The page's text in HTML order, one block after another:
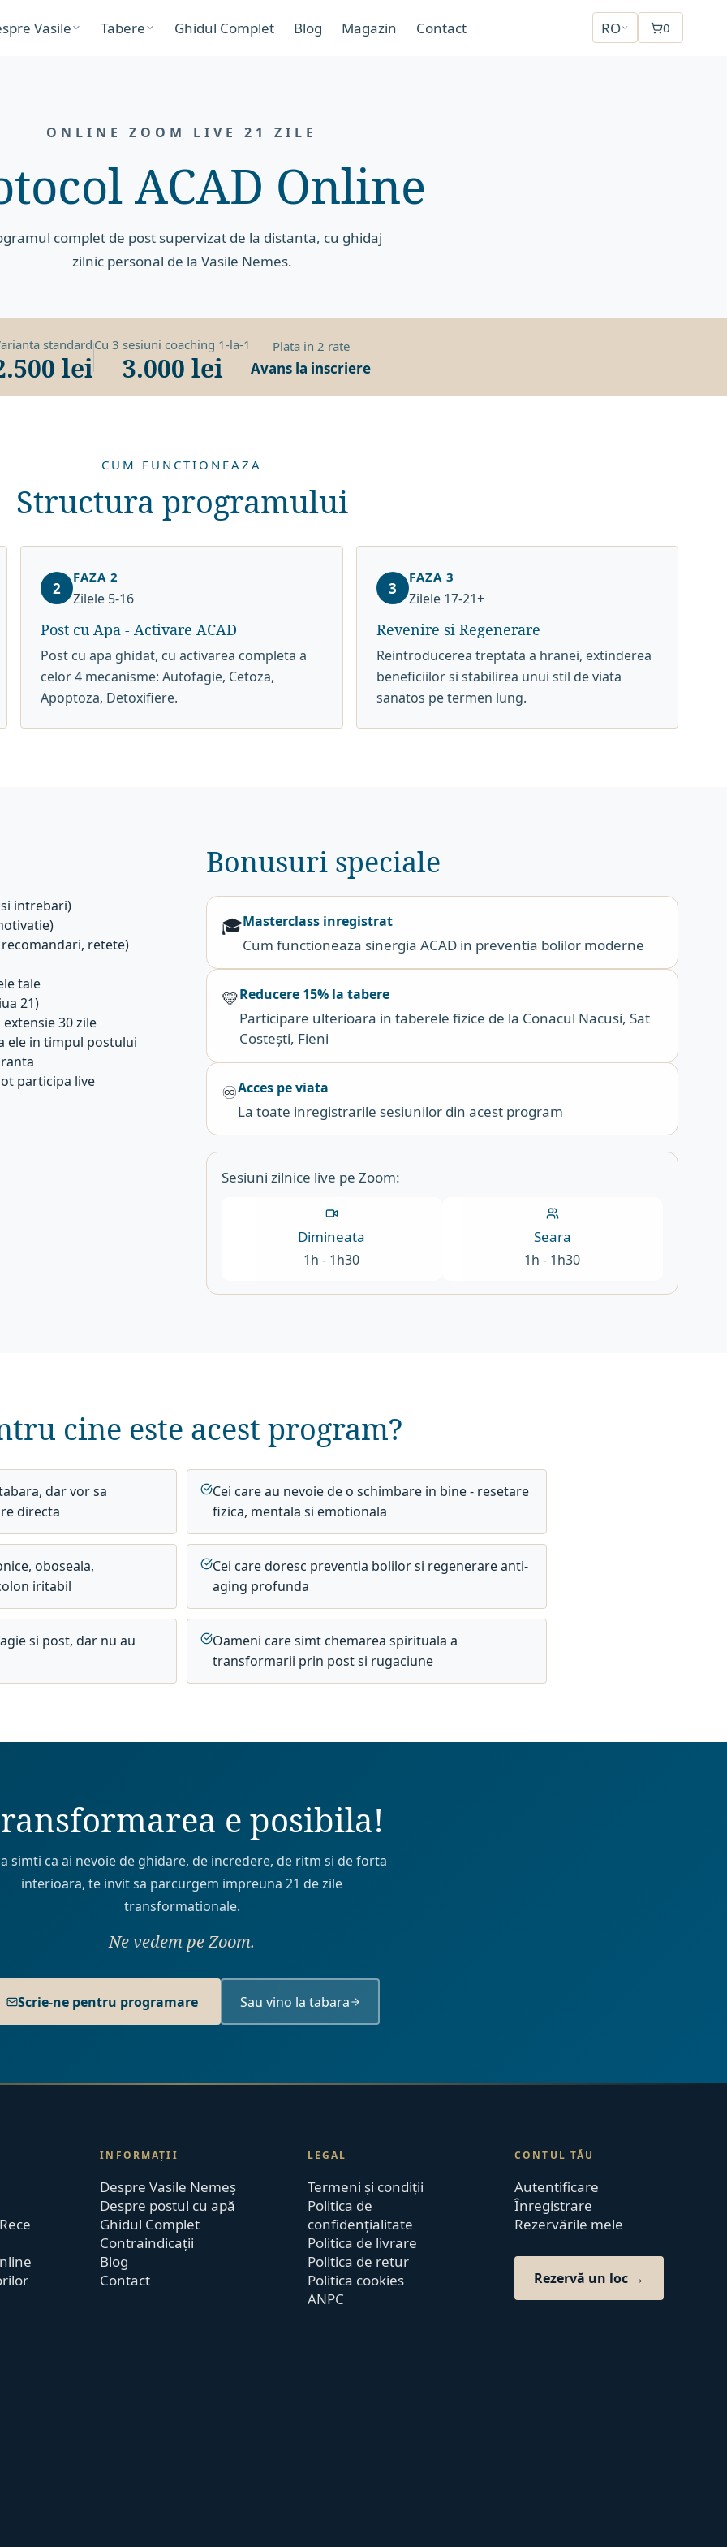
Vasile Tabere Ghidul Complet Blog Magazin Contact RO 0
ONLINE ZOOM LIVE 21 ZILE
ACAD Online
complet de post supervizat de la distanta, cu ghidaj
zilnic personal de la Vasile Nemes.
standard
lei
Cu 3 sesiuni coaching 1-la-1
3.000 lei
Plata in 2 rate
Avans la inscriere
CUM FUNCTIONEAZA
Structura programului
2
FAZA 2
Zilele 5-16
Post cu Apa - Activare ACAD
Post cu apa ghidat, cu activarea completa a
celor 4 mecanisme: Autofagie, Cetoza,
Apoptoza, Detoxifiere.
3
FAZA 3
Zilele 17-21+
Revenire si Regenerare
Reintroducerea treptata a hranei, extinderea
beneficiilor si stabilirea unui stil de viata
sanatos pe termen lung.
intrebari)
recomandari, retete)
tale
21)
30 zile
ele in timpul postului
participa live
Bonusuri speciale
🎓Masterclass inregistrat
Cum functioneaza sinergia ACAD in preventia bolilor moderne
💛Reducere 15% la tabere
Participare ulterioara in taberele fizice de la Conacul Nacusi, Sat
Costești, Fieni
♾️Acces pe viata
La toate inregistrarile sesiunilor din acest program
Sesiuni zilnice live pe Zoom:
Dimineata
1h - 1h30
Seara
1h - 1h30
cine este acest program?
dar vor sa
directa
Cei care au nevoie de o schimbare in bine - resetare
fizica, mentala si emotionala
oboseala,
iritabil
Cei care doresc preventia bolilor si regenerare anti-
aging profunda
si post, dar nu au
Oameni care simt chemarea spirituala a
transformarii prin post si rugaciune
e posibila!
simti ca ai nevoie de ghidare, de incredere, de ritm si de forta
interioara, te invit sa parcurgem impreuna 21 de zile
transformationale.
Ne vedem pe Zoom.
Scrie-ne pentru programare Sau vino la tabara
INFORMAȚII
Despre Vasile Nemeș
Despre postul cu apă
Ghidul Complet
Contraindicații
Blog
Contact
LEGAL
Termeni și condiții
Politica de
confidențialitate
Politica de livrare
Politica de retur
Politica cookies
ANPC
CONTUL TĂU
Autentificare
Înregistrare
Rezervările mele
Rezervă un loc →